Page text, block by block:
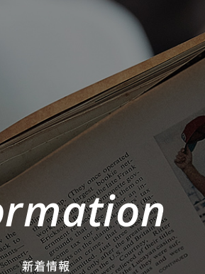
新着情報